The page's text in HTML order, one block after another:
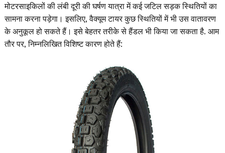
मोटरसाइकिलों की लंबी दूरी की घर्षण यात्रा में कई जटिल सड़क स्थितियों का
सामना करना पड़ेगा। इसलिए, वैक्यूम टायर कुछ स्थितियों में भी उस वातावरण
के अनुकूल हो सकते हैं। इसे बेहतर तरीके से हैंडल भी किया जा सकता है. आम
तौर पर, निम्नलिखित विशिष्ट कारण होते हैं: